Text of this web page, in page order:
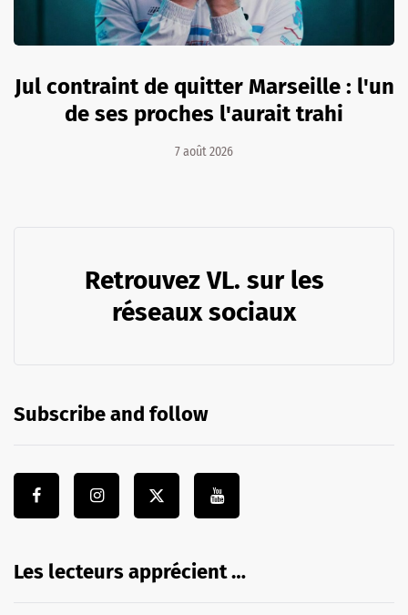
Jul contraint de quitter Marseille : l'un
de ses proches l'aurait trahi
7 août 2026
Retrouvez VL. sur les
réseaux sociaux
Subscribe and follow
Les lecteurs apprécient …